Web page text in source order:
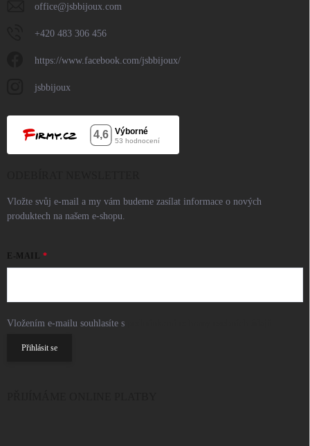
office@jsbbijoux.com
+420 483 306 456
https://www.facebook.com/jsbbijoux/
jsbbijoux
Vložte svůj e-mail a my vám budeme zasílat informace o nových
produktech na našem e-shopu.
E-MAIL
Vložením e-mailu souhlasíte s
Přihlásit se